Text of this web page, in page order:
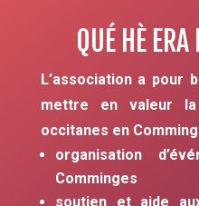
QUÉ HÈ
L’association a pour
mettre en valeur
occitanes en
organisation
Comminges
soutien et aide